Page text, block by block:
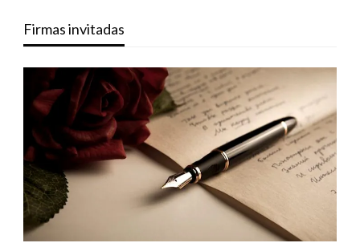
Firmas invitadas